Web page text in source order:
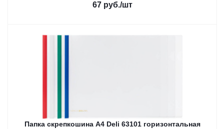
67 руб./шт
Папка скрепкошина A4 Deli 63101 горизонтальная